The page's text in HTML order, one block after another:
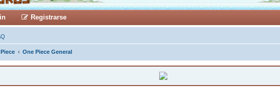
Registrarse
One Piece General